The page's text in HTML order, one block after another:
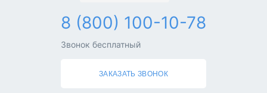
8 (800) 100-10-78
Звонок бесплатный
ЗАКАЗАТЬ ЗВОНОК